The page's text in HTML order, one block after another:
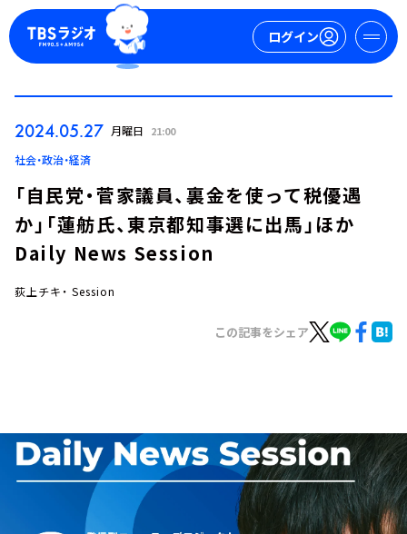
ログイン
イベント・グッズ
YouTube
会社情報
2024.05.27 月曜日 21:00
社会・政治・経済
「自民党・菅家議員、裏金を使って税優遇
か」「蓮舫氏、東京都知事選に出馬」ほか
Daily News Session
荻上チキ・ Session
この記事をシェア